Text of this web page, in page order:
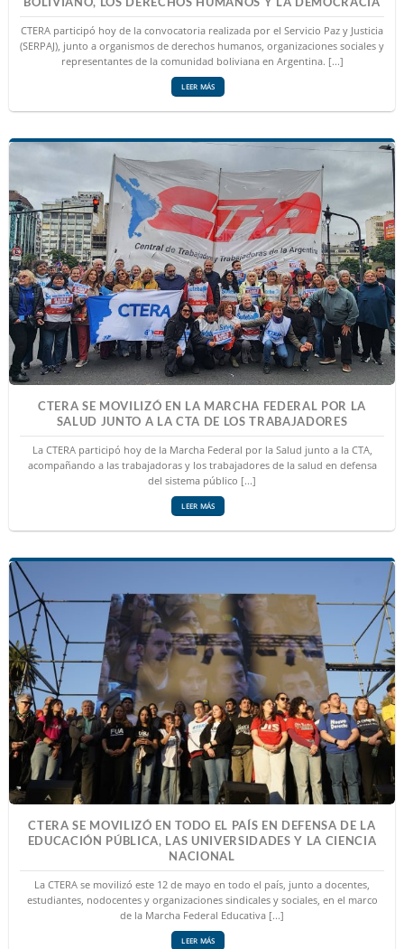
CTERA participó hoy de la convocatoria realizada por el Servicio Paz y Justicia
(SERPAJ), junto a organismos de derechos humanos, organizaciones sociales y
representantes de la comunidad boliviana en Argentina. [...]
LEER MÁS
CTERA SE MOVILIZÓ EN LA MARCHA FEDERAL POR LA
SALUD JUNTO A LA CTA DE LOS TRABAJADORES
La CTERA participó hoy de la Marcha Federal por la Salud junto a la CTA,
acompañando a las trabajadoras y los trabajadores de la salud en defensa
del sistema público [...]
LEER MÁS
CTERA SE MOVILIZÓ EN TODO EL PAÍS EN DEFENSA DE LA
EDUCACIÓN PÚBLICA, LAS UNIVERSIDADES Y LA CIENCIA
NACIONAL
La CTERA se movilizó este 12 de mayo en todo el país, junto a docentes,
estudiantes, nodocentes y organizaciones sindicales y sociales, en el marco
de la Marcha Federal Educativa [...]
LEER MÁS